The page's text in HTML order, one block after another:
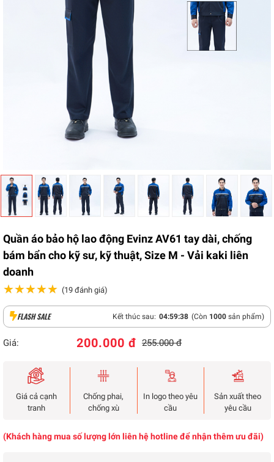
Quần áo bảo hộ lao động Evinz AV61 tay dài, chống
bám bẩn cho kỹ sư, kỹ thuật, Size M - Vải kaki liên
doanh
★★★★★
★★★★★ (19 đánh giá)
FLASH SALE Kết thúc sau: 04:59:38 (Còn 1000 sản phẩm)
Giá: 200.000 đ 255.000 đ
Giá cả cạnh
tranh
Chống phai,
chống xù
In logo theo yêu
cầu
Sản xuất theo
yêu cầu
(Khách hàng mua số lượng lớn liên hệ hotline để nhận thêm ưu đãi)